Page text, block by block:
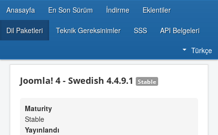
GELIŞTIRICI KAYNAKLARI
Anasayfa En Son Sürüm İndirme Eklentiler
Dil Paketleri Teknik Gereksinimler SSS API Belgeleri
Türkçe
Joomla! 4 - Swedish 4.4.9.1 Stable
Maturity
Stable
Yayınlandı